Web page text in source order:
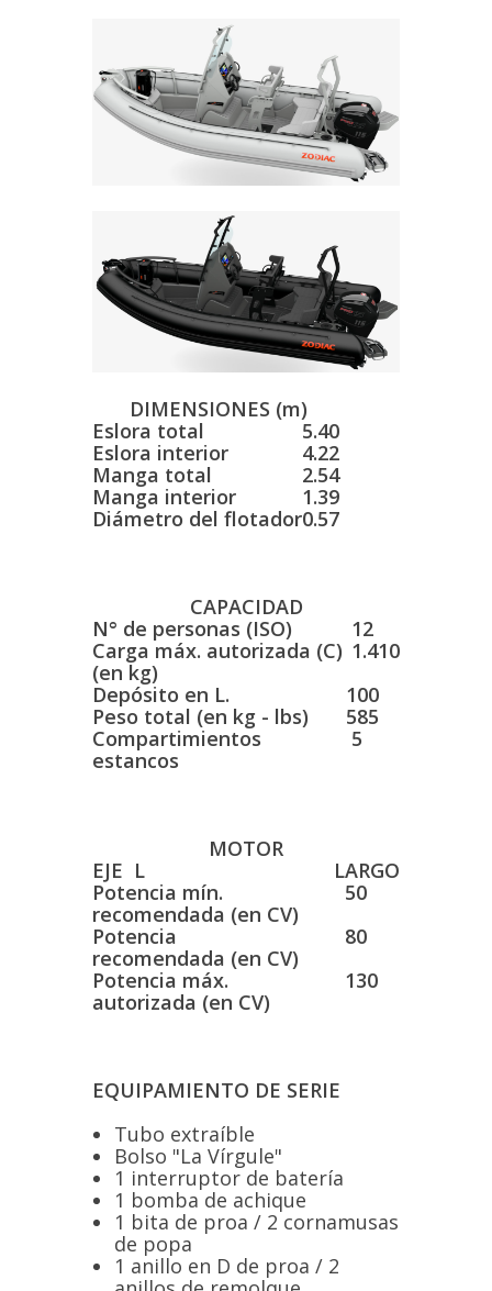
DIMENSIONES (m)
Eslora total
5.40
Eslora interior
4.22
Manga total
2.54
Manga interior
1.39
Diámetro del flotador0.57
CAPACIDAD
N° de personas (ISO)
12
Carga máx. autorizada (C)
(en kg)
1.410
Depósito en L.
100
Peso total (en kg - lbs)
585
Compartimientos
estancos
5
MOTOR
EJE L
LARGO
Potencia mín.
recomendada (en CV)
50
Potencia
recomendada (en CV)
80
Potencia máx.
autorizada (en CV)
130
EQUIPAMIENTO DE SERIE
Tubo extraíble
Bolso "La Vírgule"
1 interruptor de batería
1 bomba de achique
1 bita de proa / 2 cornamusas
de popa
1 anillo en D de proa / 2